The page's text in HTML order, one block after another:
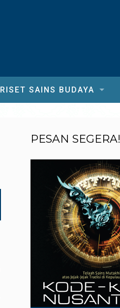
RISET SAINS BUDAYA
PESAN SEGERA!